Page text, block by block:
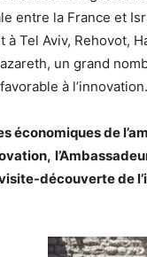
entre la France et
à Tel Aviv, Rehovot,
un grand
à l’innovation.
économiques de
l
découverte de